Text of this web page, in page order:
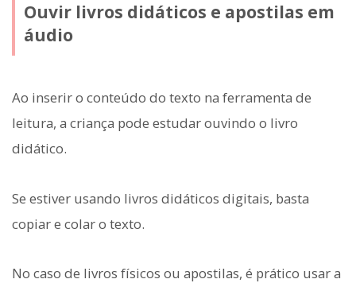
Ouvir livros didáticos e apostilas em
áudio
Ao inserir o conteúdo do texto na ferramenta de
leitura, a criança pode estudar ouvindo o livro
didático.
Se estiver usando livros didáticos digitais, basta
copiar e colar o texto.
No caso de livros físicos ou apostilas, é prático usar a